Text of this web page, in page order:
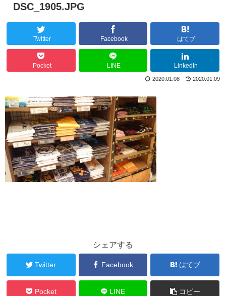
DSC_1905.JPG
Twitter Facebook はてブ
Pocket LINE LinkedIn
2020.01.09
2020.01.08
シェアする
Twitter Facebook はてブ
Pocket LINE コピー